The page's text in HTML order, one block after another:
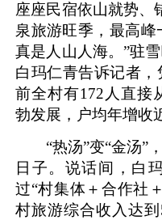
座座民宿依山就势、
泉旅游旺季，最高峰
真是人山人海。”驻
白玛仁青告诉记者，
前全村有172人直接
勃发展，户均年增收
“热汤”变“金汤”
日子。说话间，白
过“村集体＋合作社
村旅游综合收入达